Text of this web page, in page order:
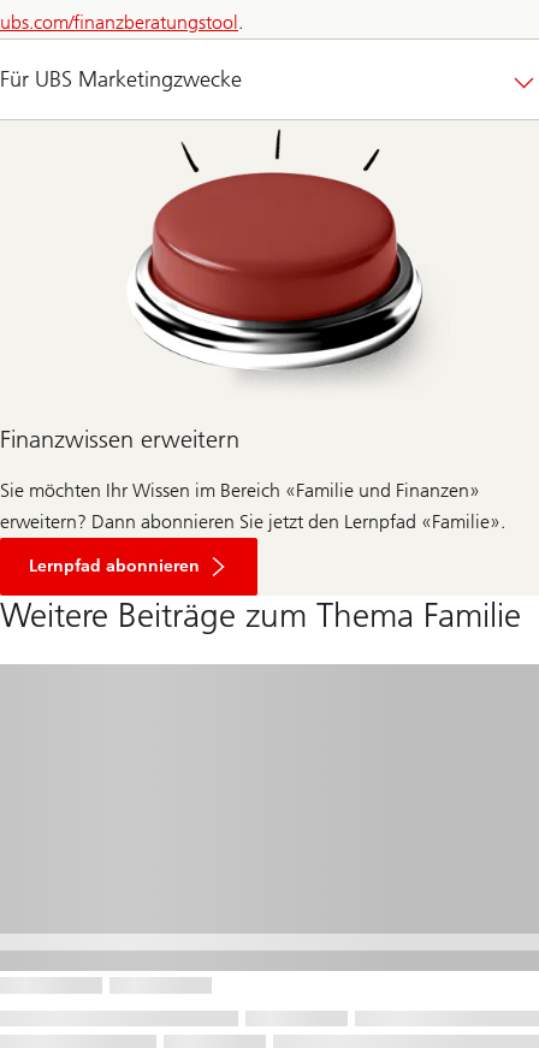
ubs.com/finanzberatungstool .
Für UBS Marketingzwecke
Finanzwissen erweitern
Sie möchten Ihr Wissen im Bereich «Familie und Finanzen»
erweitern? Dann abonnieren Sie jetzt den Lernpfad «Familie».
Lernpfad abonnieren
Weitere Beiträge zum Thema Familie